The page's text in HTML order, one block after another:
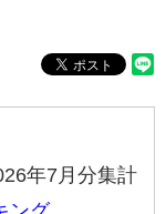
年7月分集計